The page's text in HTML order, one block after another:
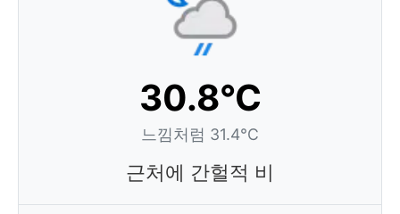
30.8°C
느낌처럼 31.4°C
근처에 간헐적 비